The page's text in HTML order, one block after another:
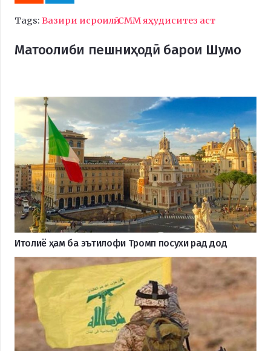
Tags: Вазири исроилӣ: СММ яҳудиситез аст
Матоолиби пешниҳодӣ барои Шумо
Итолиё ҳам ба эътилофи Тромп посухи рад дод